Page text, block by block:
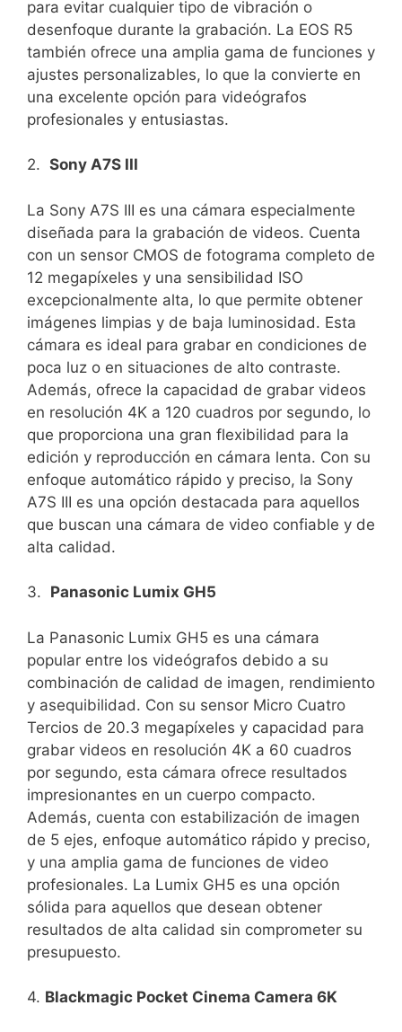
para ⁤evitar cualquier tipo de vibración o
desenfoque durante la grabación.⁣ La EOS R5
también ofrece una amplia gama de ⁣funciones y
ajustes personalizables, lo que la convierte en
una excelente opción para videógrafos
profesionales y entusiastas.
2. ​ Sony A7S III
La Sony​ A7S III es una cámara especialmente
‍diseñada para la grabación de videos. ⁤Cuenta
con ⁣un ⁢sensor CMOS ​de fotograma completo de
12⁤ megapíxeles y una⁣ sensibilidad ⁣ISO
excepcionalmente ⁣alta, lo que permite obtener
‌imágenes limpias y ‌de baja⁢ luminosidad.⁤ Esta⁤
cámara es ideal para grabar en condiciones de
poca luz o ‍en situaciones de alto​ contraste.
Además, ofrece la capacidad de grabar videos
en resolución 4K a 120 cuadros por ⁣segundo, lo
que proporciona una gran flexibilidad para la
edición y reproducción en cámara lenta. Con su
enfoque automático rápido y⁤ preciso, ⁤la Sony
A7S III es una​ opción​ destacada para aquellos
que buscan una cámara de ⁤video‌ confiable y de‌
alta calidad.
3. ‍ Panasonic Lumix GH5
La Panasonic Lumix GH5 es una cámara​
popular entre los videógrafos debido a‌ su‍
combinación de calidad⁣ de imagen, rendimiento
y asequibilidad. Con su sensor Micro Cuatro
Tercios de 20.3 megapíxeles y ‌capacidad para
grabar videos en resolución 4K a 60 cuadros
‍por segundo, esta cámara ofrece resultados
impresionantes en un cuerpo compacto.‍
Además, cuenta con estabilización de imagen‌
de 5 ejes, enfoque automático rápido y preciso,
y ⁣una amplia⁢ gama de funciones de video
profesionales. La ⁤Lumix GH5 es una opción
sólida para aquellos que desean obtener
⁤resultados de ⁢alta calidad sin comprometer su
⁢presupuesto.
4. Blackmagic Pocket Cinema Camera 6K